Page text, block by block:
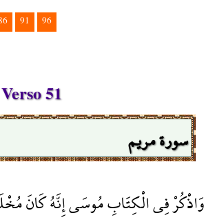
91 96
51
سورة مريم
وَاذْكُرْ فِي الْكِتَابِ مُوسَى إِنَّهُ كَانَ